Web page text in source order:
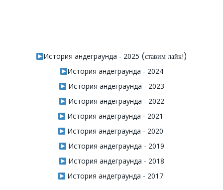
История андеграунда - 2025 (ставим лайк!)
История андеграунда - 2024
История андеграунда - 2023
История андеграунда - 2022
История андеграунда - 2021
История андеграунда - 2020
История андеграунда - 2019
История андеграунда - 2018
История андеграунда - 2017